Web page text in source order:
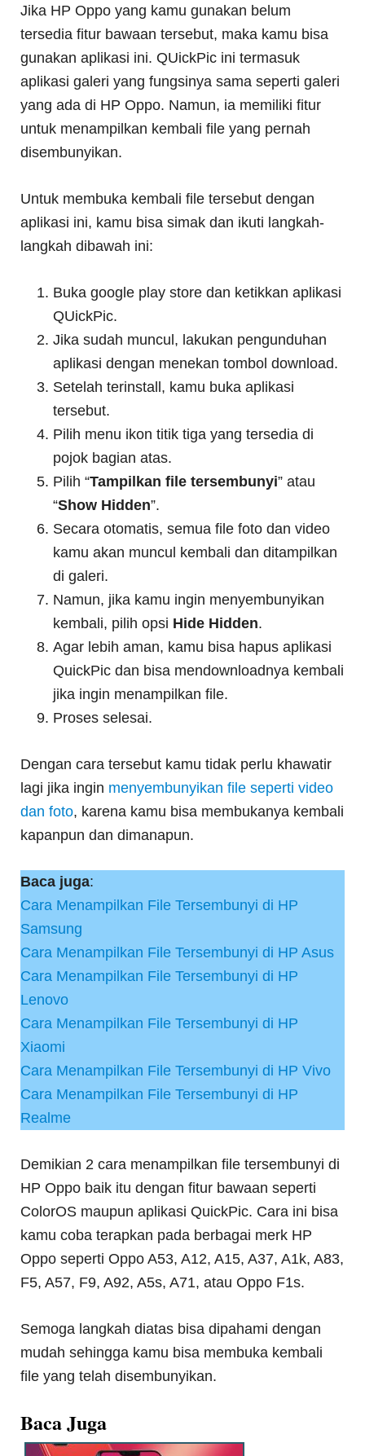
Jika HP Oppo yang kamu gunakan belum
tersedia fitur bawaan tersebut, maka kamu bisa
gunakan aplikasi ini. QUickPic ini termasuk
aplikasi galeri yang fungsinya sama seperti galeri
yang ada di HP Oppo. Namun, ia memiliki fitur
untuk menampilkan kembali file yang pernah
disembunyikan.
Untuk membuka kembali file tersebut dengan
aplikasi ini, kamu bisa simak dan ikuti langkah-
langkah dibawah ini:
Buka google play store dan ketikkan aplikasi
QUickPic.
Jika sudah muncul, lakukan pengunduhan
aplikasi dengan menekan tombol download.
Setelah terinstall, kamu buka aplikasi
tersebut.
Pilih menu ikon titik tiga yang tersedia di
pojok bagian atas.
Pilih “Tampilkan file tersembunyi” atau
“Show Hidden”.
Secara otomatis, semua file foto dan video
kamu akan muncul kembali dan ditampilkan
di galeri.
Namun, jika kamu ingin menyembunyikan
kembali, pilih opsi Hide Hidden.
Agar lebih aman, kamu bisa hapus aplikasi
QuickPic dan bisa mendownloadnya kembali
jika ingin menampilkan file.
Proses selesai.
Dengan cara tersebut kamu tidak perlu khawatir
lagi jika ingin menyembunyikan file seperti video
dan foto, karena kamu bisa membukanya kembali
kapanpun dan dimanapun.
Baca juga:
Cara Menampilkan File Tersembunyi di HP
Samsung
Cara Menampilkan File Tersembunyi di HP Asus
Cara Menampilkan File Tersembunyi di HP
Lenovo
Cara Menampilkan File Tersembunyi di HP
Xiaomi
Cara Menampilkan File Tersembunyi di HP Vivo
Cara Menampilkan File Tersembunyi di HP
Realme
Demikian 2 cara menampilkan file tersembunyi di
HP Oppo baik itu dengan fitur bawaan seperti
ColorOS maupun aplikasi QuickPic. Cara ini bisa
kamu coba terapkan pada berbagai merk HP
Oppo seperti Oppo A53, A12, A15, A37, A1k, A83,
F5, A57, F9, A92, A5s, A71, atau Oppo F1s.
Semoga langkah diatas bisa dipahami dengan
mudah sehingga kamu bisa membuka kembali
file yang telah disembunyikan.
Baca Juga